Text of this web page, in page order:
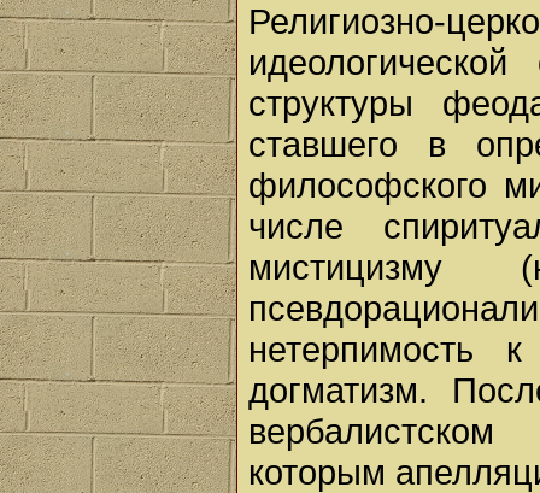
Религиозно-
структуры
ставшего в
философского
числе
мистицизму
нетерпимость
догматизм.
которым